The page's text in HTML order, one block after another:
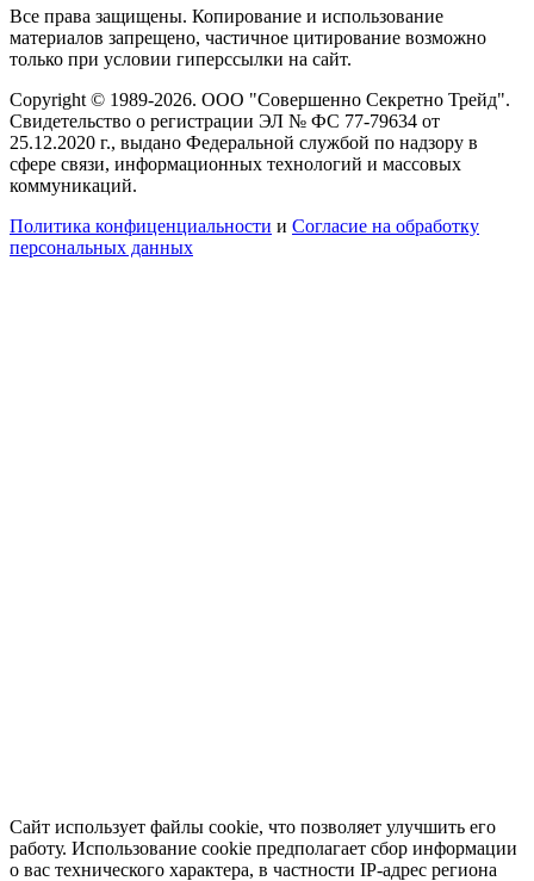
Все права защищены. Копирование и использование
материалов запрещено, частичное цитирование возможно
только при условии гиперссылки на сайт.
Copyright © 1989-2026. ООО "Совершенно Секретно Трейд".
Свидетельство о регистрации ЭЛ № ФС 77-79634 от
25.12.2020 г., выдано Федеральной службой по надзору в
сфере связи, информационных технологий и массовых
коммуникаций.
Политика конфиценциальности и Согласие на обработку
персональных данных
Сайт использует файлы cookie, что позволяет улучшить его
работу. Использование cookie предполагает сбор информации
о вас технического характера, в частности IP-адрес региона